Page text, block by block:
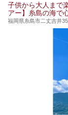
子供から大人まで
アー】糸島の海で
福岡県糸島市二丈吉井